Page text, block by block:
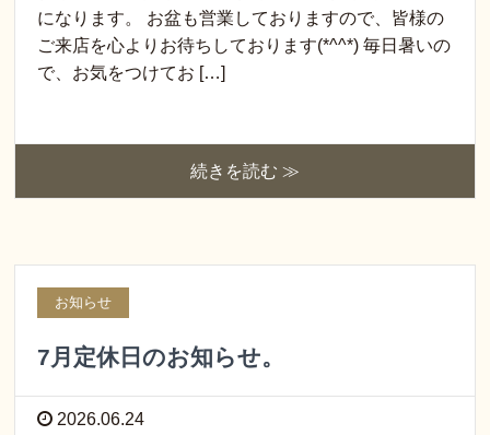
になります。 お盆も営業しておりますので、皆様の
ご来店を心よりお待ちしております(*^^*) 毎日暑いの
で、お気をつけてお […]
続きを読む ≫
お知らせ
7月定休日のお知らせ。
2026.06.24